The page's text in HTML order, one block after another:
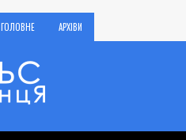
ГОЛОВНЕ АРХІВИ